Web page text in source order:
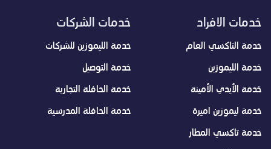
خدمات الافراد
خدمة التاكسي العام
خدمة الليموزين
خدمة الأيدي الأمينة
خدمة ليموزين اميرة
خدمة تاكسي المطار
خدمات الشركات
خدمة الليموزين للشركات
خدمة التوصيل
خدمة الحافلة التجارية
خدمة الحافلة المدرسية